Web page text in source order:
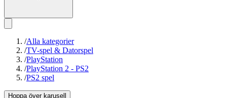
/Alla kategorier
/TV-spel & Datorspel
/PlayStation
/PlayStation 2 - PS2
/PS2 spel
Hoppa över karusell